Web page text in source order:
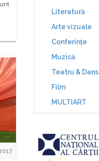
Literatură
Arte vizuale
Conferinţe
Muzică
Teatru & Dans
Film
MULTIART